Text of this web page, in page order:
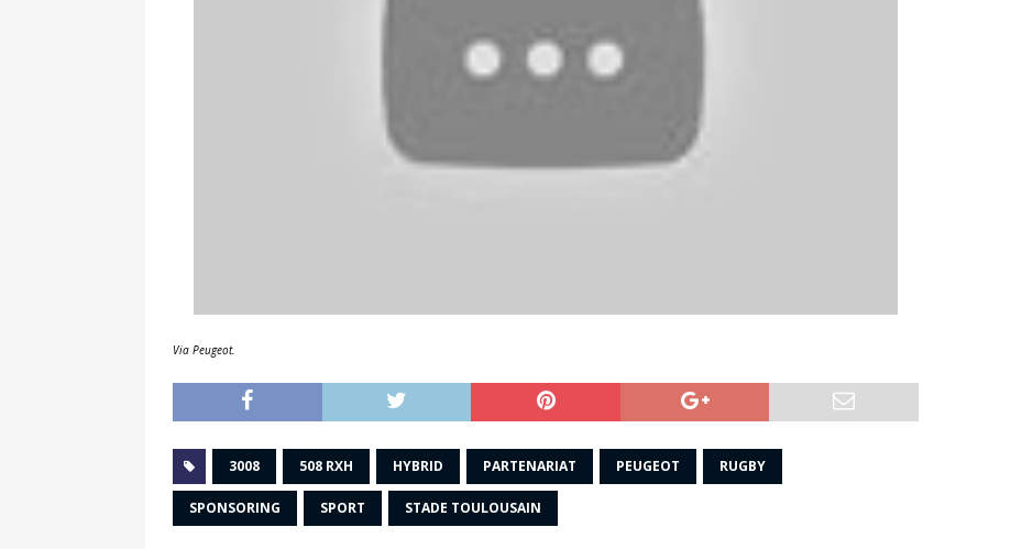
Via Peugeot.
3008 508 RXH HYBRID PARTENARIAT PEUGEOT RUGBY
SPONSORING SPORT STADE TOULOUSAIN